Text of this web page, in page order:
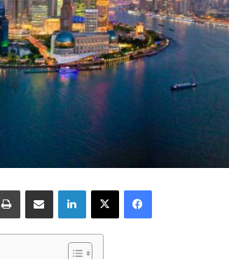
فیس بوک X لینکدین اشتراک گذاری از طریق ایمیل